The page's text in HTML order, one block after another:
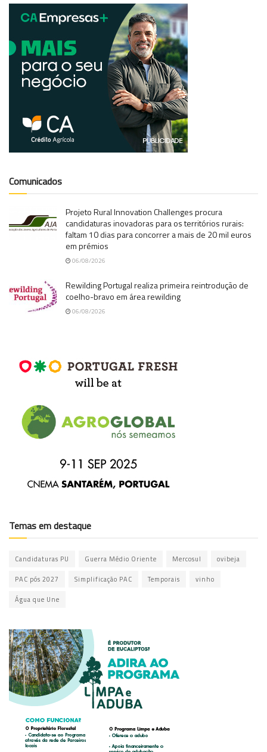
Comunicados
Projeto Rural Innovation Challenges procura
candidaturas inovadoras para os territórios rurais:
faltam 10 dias para concorrer a mais de 20 mil euros
em prémios
06/08/2026
Rewilding Portugal realiza primeira reintrodução de
coelho-bravo em área rewilding
06/08/2026
Temas em destaque
Candidaturas PU Guerra Médio Oriente Mercosul ovibeja
PAC pós 2027 Simplificação PAC Temporais vinho
Água que Une